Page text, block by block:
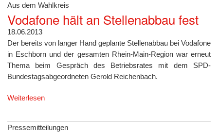
Aus dem Wahlkreis
Vodafone hält an Stellenabbau fest
18.06.2013
Der bereits von langer Hand geplante Stellenabbau bei Vodafone
in Eschborn und der gesamten Rhein-Main-Region war erneut
Thema beim Gespräch des Betriebsrates mit dem SPD-
Bundestagsabgeordneten Gerold Reichenbach.
Weiterlesen
Pressemitteilungen